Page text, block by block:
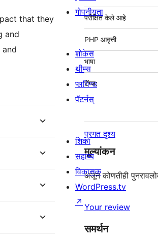
that they
and
परीक्षित केले आहे
PHP आवृत्ती
भाषा
टॅग्ज:
प्रगत दृश्य
मूल्यांकन
अजून कोणतीही
Your review
समर्थन
गोपनीयता
शोकेस
थीम्स
प्लगिन्स
पॅटर्नस्
शिका
सहाय्य
विकासक
WordPress.tv
↗